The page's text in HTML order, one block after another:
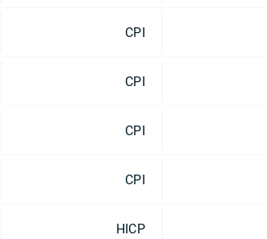
CPI
CPI
CPI
CPI
HICP